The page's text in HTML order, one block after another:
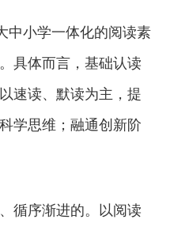
小学一体化的阅读素
具体而言，基础认读
速读、默读为主，提
学思维；融通创新阶
循序渐进的。以阅读